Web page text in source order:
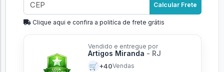
Calcular Frete
Clique aqui e confira a politíca de frete grátis
Vendido e entregue por
Artigos Miranda - RJ
🛒 +40Vendas